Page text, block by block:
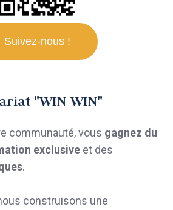
Suivez-nous !
"WIN-WIN"
communauté, vous gagnez du
exclusive et des
.
construisons une